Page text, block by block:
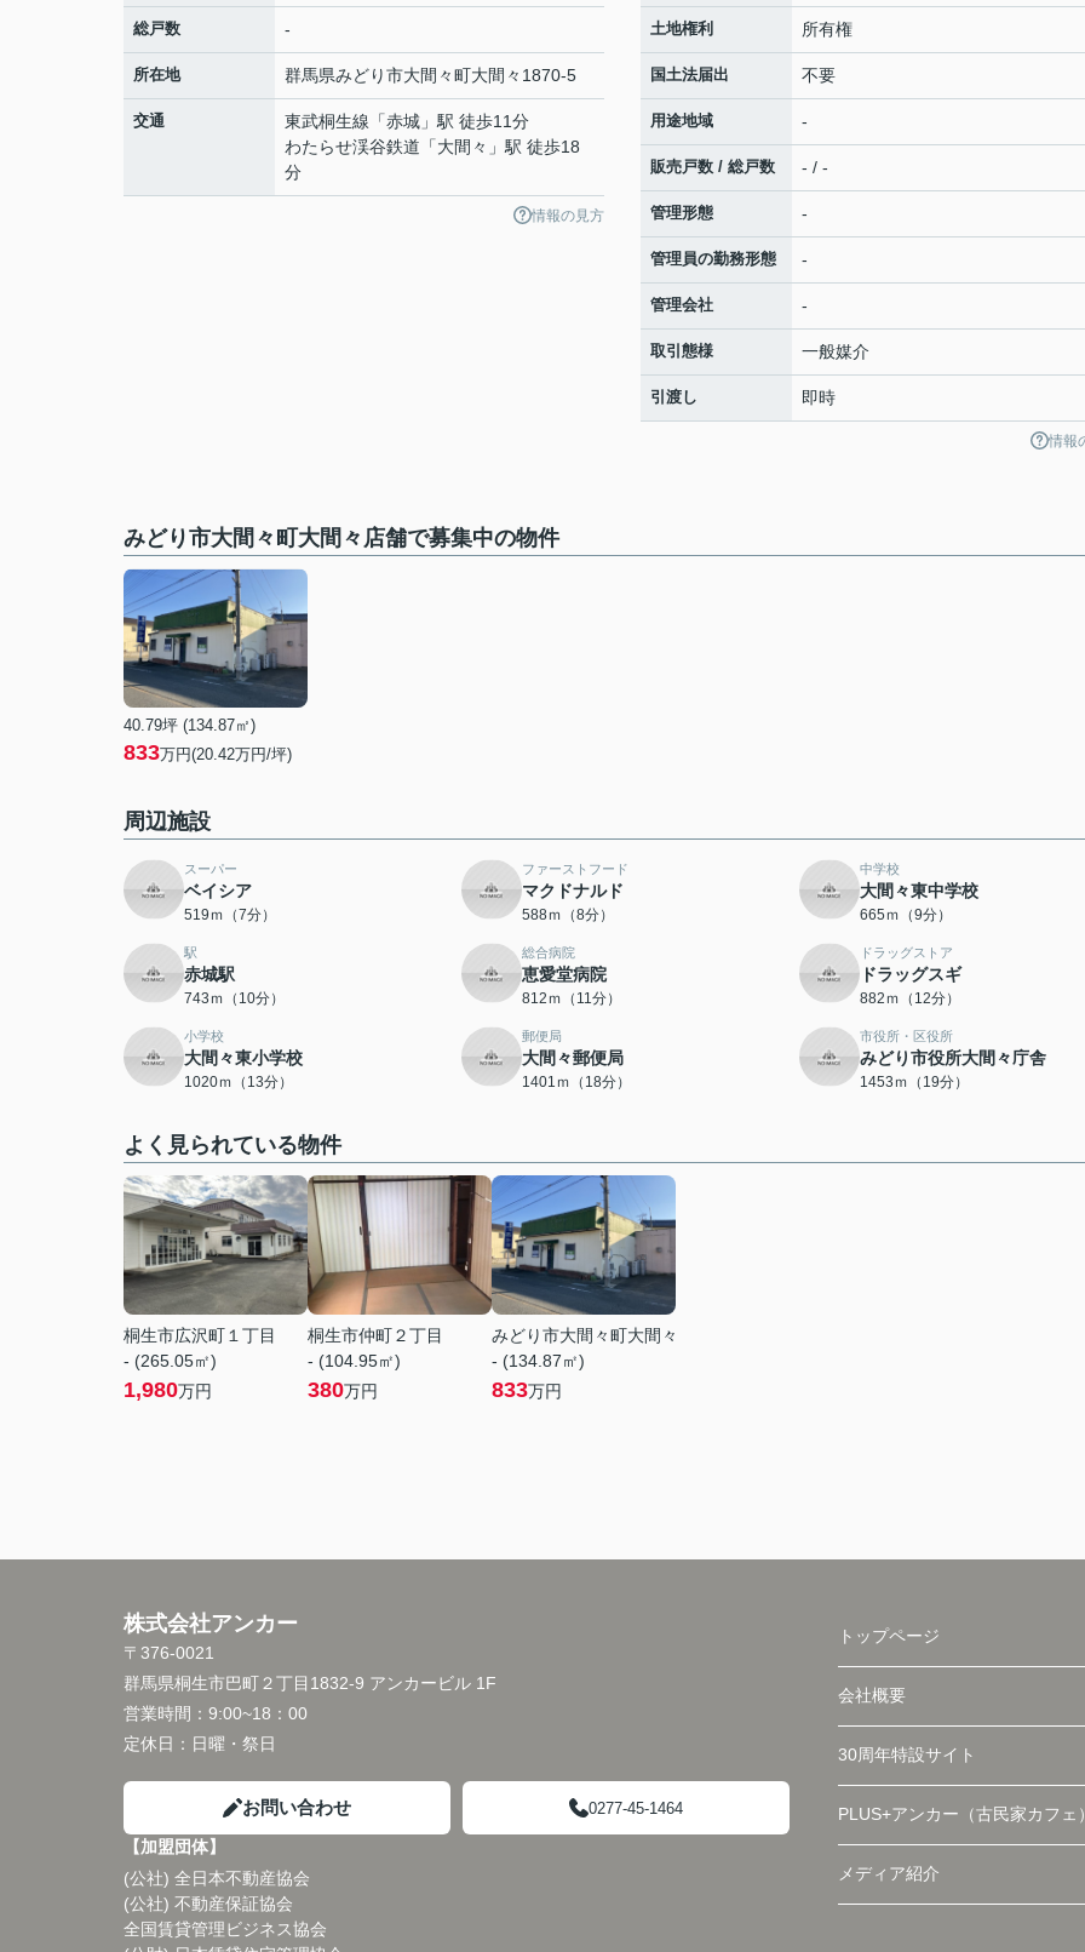
総戸数 -
所在地 群馬県みどり市大間々町大間々 1870-5
交通 東武桐生線 「赤城 」駅 徒歩11分
わたらせ渓谷鉄道 「大間々 」駅 徒歩18
分
情報の見方
土地権利 所有権
国土法届出 不要
用途地域 -
販売戸数 / 総戸数 - / -
管理形態 -
管理員の勤務形態 -
管理会社 -
取引態様 一般媒介
引渡し 即時
情報
みどり市大間々町大間々店舗で募集中の物件
40.79坪 (134.87㎡)
833万円(20.42万円/坪)
周辺施設
スーパー
ベイシア
519ｍ（7分）
ファーストフード
マクドナルド
588ｍ（8分）
中学校
大間々東中学校
665ｍ（9分）
駅
赤城駅
743ｍ（10分）
総合病院
恵愛堂病院
812ｍ（11分）
ドラッグストア
ドラッグスギ
882ｍ（12分）
小学校
大間々東小学校
1020ｍ（13分）
郵便局
大間々郵便局
1401ｍ（18分）
市役所・区役所
みどり市役所大間々庁舎
1453ｍ（19分）
よく見られている物件
桐生市広沢町１丁目
- (265.05㎡)
1,980万円
桐生市仲町２丁目
- (104.95㎡)
380万円
みどり市大間々町大間々
- (134.87㎡)
833万円
株式会社アンカー
〒376-0021
群馬県桐生市巴町２丁目1832-9 アンカービル 1F
営業時間： 9:00~18：00
定休日： 日曜・祭日
お問い合わせ 0277-45-1464
【加盟団体】
(公社) 全日本不動産協会
(公社) 不動産保証協会
全国賃貸管理ビジネス協会
トップページ
会社概要
30周年特設サイト
PLUS+アンカー（古民家カフェ
メディア紹介